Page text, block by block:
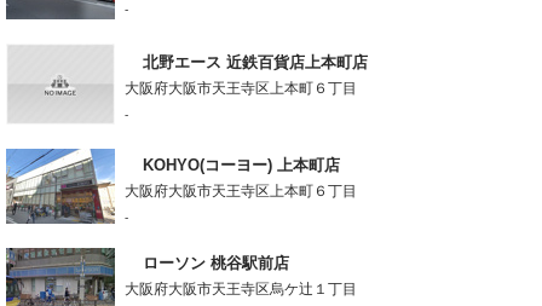
-
北野エース 近鉄百貨店上本町店
大阪府大阪市天王寺区上本町６丁目
-
KOHYO(コーヨー) 上本町店
大阪府大阪市天王寺区上本町６丁目
-
ローソン 桃谷駅前店
大阪府大阪市天王寺区烏ケ辻１丁目